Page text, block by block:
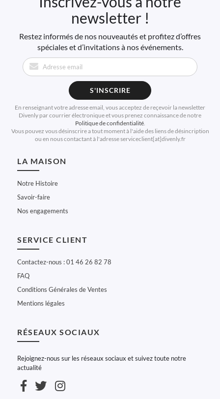
newsletter !
Restez informés de nos nouveautés et profitez d’offres
spéciales et d’invitations à nos événements.
S'INSCRIRE
En renseignant votre adresse email, vous acceptez de reçevoir la newsletter
Divenly par courrier électronique et vous prenez connaissance de notre
Politique de confidentialité.
Vous pouvez vous désinscrire a tout moment à l'aide des liens de désincription
ou en nous contactant à l'adresse serviceclient[at]divenly.fr
LA MAISON
Notre Histoire
Savoir-faire
Nos engagements
SERVICE CLIENT
Contactez-nous : 01 46 26 82 78
FAQ
Conditions Générales de Ventes
Mentions légales
RÉSEAUX SOCIAUX
Rejoignez-nous sur les réseaux sociaux et suivez toute notre
actualité